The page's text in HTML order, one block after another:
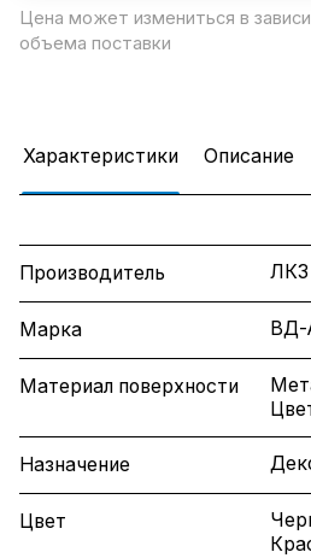
Цена может измениться в
объема поставки
Характеристики Описание
Производитель ЛКЗ
Марка ВД-
Материал поверхности
Назначение
Цвет